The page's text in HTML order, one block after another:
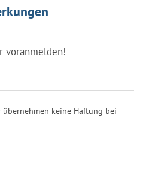
voranmelden!
keine Haftung bei